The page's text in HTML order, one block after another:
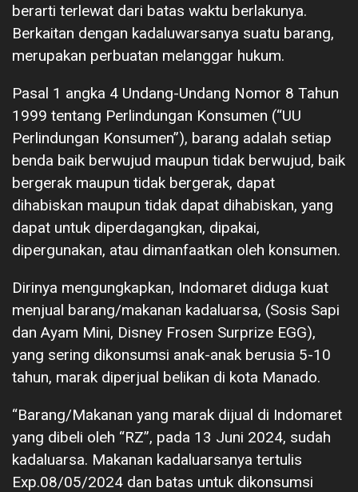
berarti terlewat dari batas waktu berlakunya.
Berkaitan dengan kadaluwarsanya suatu barang,
merupakan perbuatan melanggar hukum.
Pasal 1 angka 4 Undang-Undang Nomor 8 Tahun
1999 tentang Perlindungan Konsumen (“UU
Perlindungan Konsumen”), barang adalah setiap
benda baik berwujud maupun tidak berwujud, baik
bergerak maupun tidak bergerak, dapat
dihabiskan maupun tidak dapat dihabiskan, yang
dapat untuk diperdagangkan, dipakai,
dipergunakan, atau dimanfaatkan oleh konsumen.
Dirinya mengungkapkan, Indomaret diduga kuat
menjual barang/makanan kadaluarsa, (Sosis Sapi
dan Ayam Mini, Disney Frosen Surprize EGG),
yang sering dikonsumsi anak-anak berusia 5-10
tahun, marak diperjual belikan di kota Manado.
“Barang/Makanan yang marak dijual di Indomaret
yang dibeli oleh “RZ”, pada 13 Juni 2024, sudah
kadaluarsa. Makanan kadaluarsanya tertulis
Exp.08/05/2024 dan batas untuk dikonsumsi